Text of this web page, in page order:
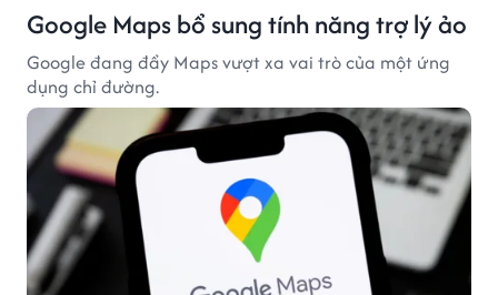
Google Maps bổ sung tính năng trợ lý ảo
Google đang đẩy Maps vượt xa vai trò của một ứng
dụng chỉ đường.